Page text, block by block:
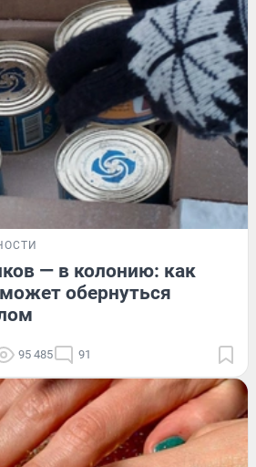
— в колонию: как
обернуться
95 485 91